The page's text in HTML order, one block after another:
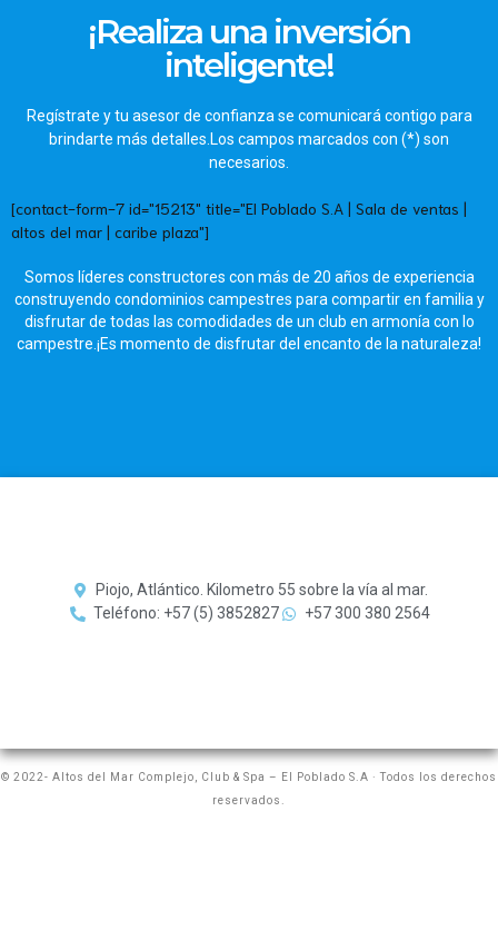
¡Realiza una inversión
inteligente!
Regístrate y tu asesor de confianza se comunicará contigo para
brindarte más detalles.Los campos marcados con (*) son
necesarios.
[contact-form-7 id="15213" title="El Poblado S.A | Sala de ventas |
altos del mar | caribe plaza"]
Somos líderes constructores con más de 20 años de experiencia
construyendo condominios campestres para compartir en familia y
disfrutar de todas las comodidades de un club en armonía con lo
campestre.¡Es momento de disfrutar del encanto de la naturaleza!
Piojo, Atlántico. Kilometro 55 sobre la vía al mar.
Teléfono: +57 (5) 3852827
+57 300 380 2564
© 2022- Altos del Mar Complejo, Club & Spa – El Poblado S.A · Todos los derechos
reservados.